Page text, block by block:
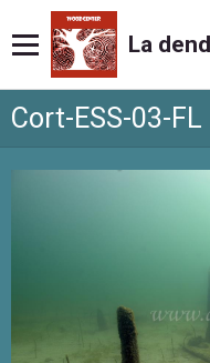
La
Cort-ESS-03-FL